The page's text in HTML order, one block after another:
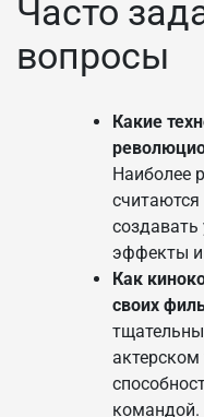
Часто
вопросы
Какие
Наиболее
считаются
эффекты и
Как
своих
актерском
командой.